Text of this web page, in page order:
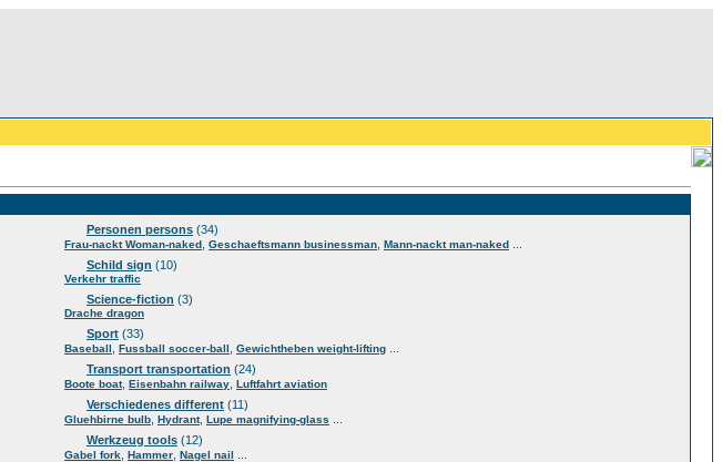
Personen persons (34)
Frau-nackt Woman-naked Geschaeftsmann businessman Mann-nackt man-naked
Schild sign (10)
Verkehr traffic
Science-fiction (3)
Drache dragon
Sport (33)
Baseball Fussball soccer-ball Gewichtheben weight-lifting
Transport transportation (24)
Boote boat, Eisenbahn railway Luftfahrt aviation
Verschiedenes different (11)
Gluehbirne bulb Hydrant, Lupe magnifying-glass
Werkzeug tools (12)
Gabel fork Hammer Nagel nail